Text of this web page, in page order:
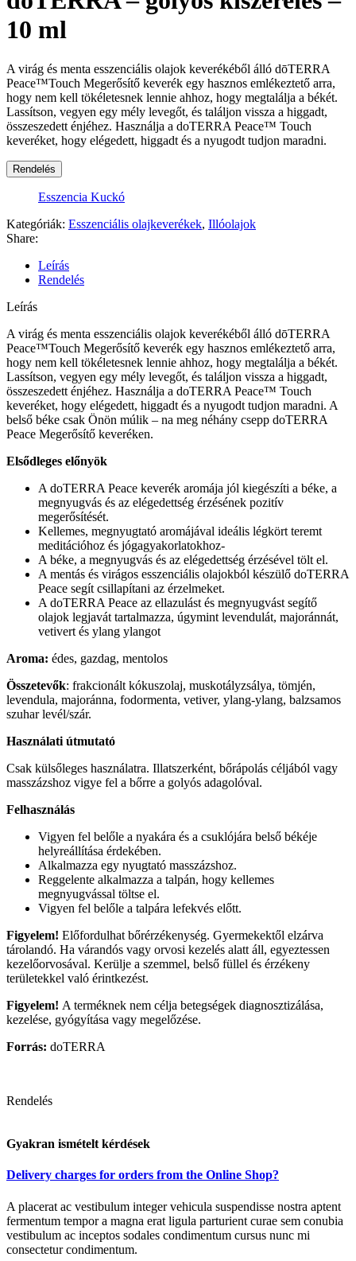
10 ml
A virág és menta esszenciális olajok keverékéből álló dōTERRA
Peace™Touch Megerősítő keverék egy hasznos emlékeztető arra,
hogy nem kell tökéletesnek lennie ahhoz, hogy megtalálja a békét.
Lassítson, vegyen egy mély levegőt, és találjon vissza a higgadt,
összeszedett énjéhez. Használja a doTERRA Peace™ Touch
keveréket, hogy elégedett, higgadt és a nyugodt tudjon maradni.
Rendelés
Esszencia Kuckó
Kategóriák: Esszenciális olajkeverékek, Illóolajok
Share:
Leírás
Rendelés
Leírás
A virág és menta esszenciális olajok keverékéből álló dōTERRA
Peace™Touch Megerősítő keverék egy hasznos emlékeztető arra,
hogy nem kell tökéletesnek lennie ahhoz, hogy megtalálja a békét.
Lassítson, vegyen egy mély levegőt, és találjon vissza a higgadt,
összeszedett énjéhez. Használja a doTERRA Peace™ Touch
keveréket, hogy elégedett, higgadt és a nyugodt tudjon maradni. A
belső béke csak Önön múlik – na meg néhány csepp doTERRA
Peace Megerősítő keveréken.
Elsődleges előnyök
A doTERRA Peace keverék aromája jól kiegészíti a béke, a
megnyugvás és az elégedettség érzésének pozitív
megerősítését.
Kellemes, megnyugtató aromájával ideális légkört teremt
meditációhoz és jógagyakorlatokhoz-
A béke, a megnyugvás és az elégedettség érzésével tölt el.
A mentás és virágos esszenciális olajokból készülő doTERRA
Peace segít csillapítani az érzelmeket.
A doTERRA Peace az ellazulást és megnyugvást segítő
olajok legjavát tartalmazza, úgymint levendulát, majoránnát,
vetivert és ylang ylangot
Aroma: édes, gazdag, mentolos
Összetevők: frakcionált kókuszolaj, muskotályzsálya, tömjén,
levendula, majoránna, fodormenta, vetiver, ylang-ylang, balzsamos
szuhar levél/szár.
Használati útmutató
Csak külsőleges használatra. Illatszerként, bőrápolás céljából vagy
masszázshoz vigye fel a bőrre a golyós adagolóval.
Felhasználás
Vigyen fel belőle a nyakára és a csuklójára belső békéje
helyreállítása érdekében.
Alkalmazza egy nyugtató masszázshoz.
Reggelente alkalmazza a talpán, hogy kellemes
megnyugvással töltse el.
Vigyen fel belőle a talpára lefekvés előtt.
Figyelem! Előfordulhat bőrérzékenység. Gyermekektől elzárva
tárolandó. Ha várandós vagy orvosi kezelés alatt áll, egyeztessen
kezelőorvosával. Kerülje a szemmel, belső füllel és érzékeny
területekkel való érintkezést.
Figyelem! A terméknek nem célja betegségek diagnosztizálása,
kezelése, gyógyítása vagy megelőzése.
Forrás: doTERRA
Rendelés
Gyakran ismételt kérdések
Delivery charges for orders from the Online Shop?
A placerat ac vestibulum integer vehicula suspendisse nostra aptent
fermentum tempor a magna erat ligula parturient curae sem conubia
vestibulum ac inceptos sodales condimentum cursus nunc mi
consectetur condimentum.